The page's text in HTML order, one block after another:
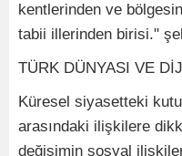
kentlerinden ve
tabii illerinden birisi."
TÜRK DÜNYASI VE
Küresel siyasetteki
arasındaki ilişkilere
değişimin sosyal